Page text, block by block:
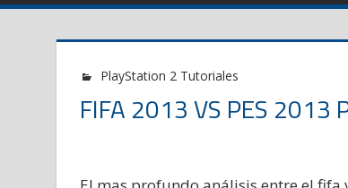
PlayStation 2 Tutoriales
FIFA 2013 VS PES 2013